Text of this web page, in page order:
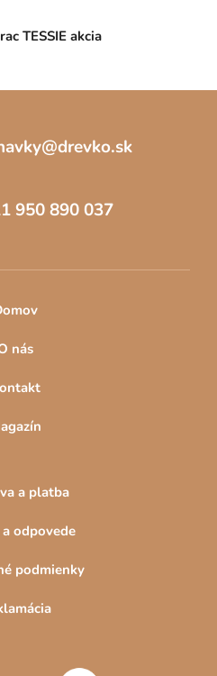
TESSIE akcia
@drevko.sk
950 890 037
nás
a platba
odpovede
podmienky